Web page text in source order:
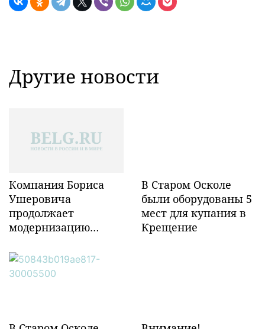
Другие новости
Компания Бориса
Ушеровича
продолжает
модернизацию
инфраструктуры в
Забайкалье
В Старом Осколе
были оборудованы 5
мест для купания в
Крещение